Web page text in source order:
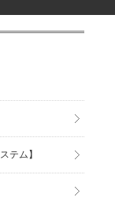
テム】